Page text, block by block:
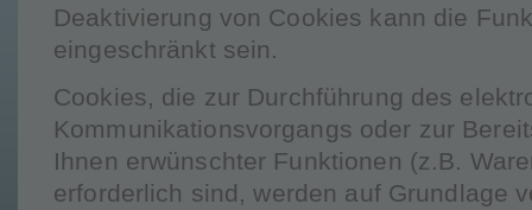
Deaktivierung von Cookies kann die
eingeschränkt sein.
Cookies, die zur Durchführung des
Kommunikationsvorgangs oder zur
Ihnen erwünschter Funktionen (z.B.
erforderlich sind, werden auf Grundlage